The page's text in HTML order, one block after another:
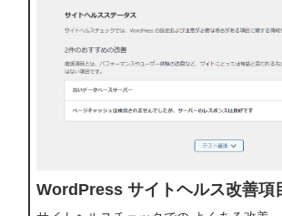
WordPress サイトヘルス改善項